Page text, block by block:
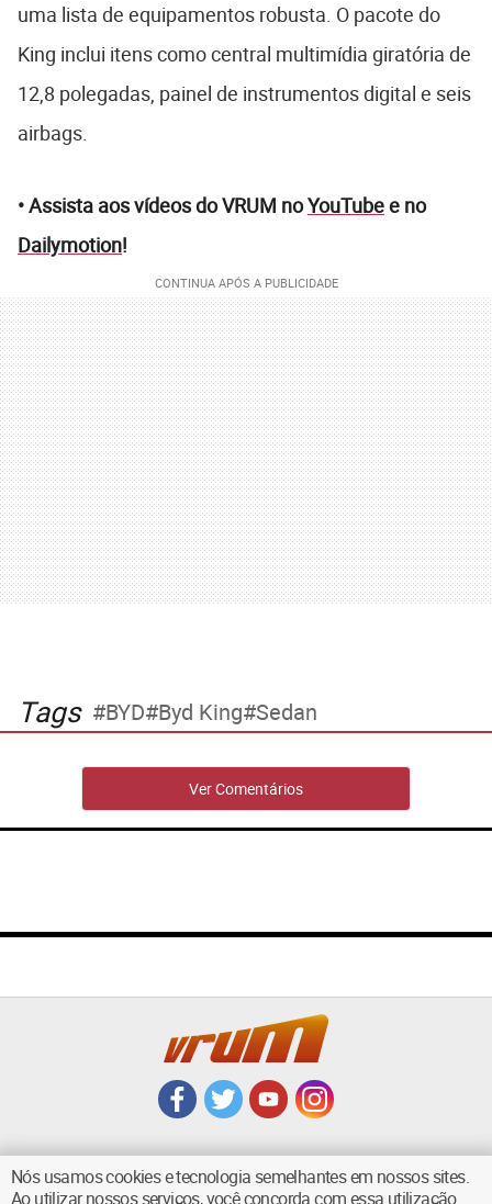
uma lista de equipamentos robusta. O pacote do
King inclui itens como central multimídia giratória de
12,8 polegadas, painel de instrumentos digital e seis
airbags.
• Assista aos vídeos do VRUM noYouTubee no
Dailymotion!
Tags BYD Byd King Sedan
Ver Comentários
Nós usamos cookies e tecnologia semelhantes em nossos sites.
Ao utilizar nossos serviços, você concorda com essa utilização.